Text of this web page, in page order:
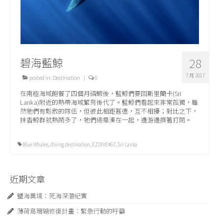
28
7 月 2017
碧海藍鯨
posted in: Destination | 0
在南極海域飽餐了四個月磷蝦後，藍鯨們要回斯里蘭卡(Sri
Lanka)附近的熱帶海域繁育後代了。藍鯨們看起來非常孤獨，雖
然牠們有鬆散的隊伍，但彼此相距甚遠，互不相擾；對比之下，
抹香鯨群就熱鬧多了，牠們總是湊在一起，邊游邊擠著打鬧。
Blue Whales diving destination EZDIVE#67 Sri Lanka
近期文章
鹽海異境：死海深潛紀實
薄荷島珊瑚修復計畫：緊急⾏動的呼籲